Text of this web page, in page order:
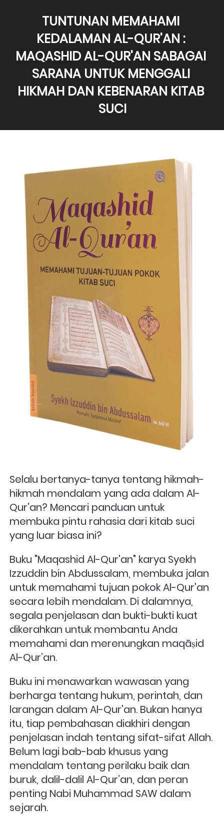
TUNTUNAN MEMAHAMI
KEDALAMAN AL-QUR'AN :
MAQASHID AL-QUR'AN SABAGAI
SARANA UNTUK MENGGALI
HIKMAH DAN KEBENARAN KITAB
SUCI
Selalu bertanya-tanya tentang hikmah-
hikmah mendalam yang ada dalam Al-
Qur'an? Mencari panduan untuk
membuka pintu rahasia dari kitab suci
yang luar biasa ini?
Buku "Maqashid Al-Qur'an" karya Syekh
Izzuddin bin Abdussalam, membuka jalan
untuk memahami tujuan pokok Al-Qur'an
secara lebih mendalam. Di dalamnya,
segala penjelasan dan bukti-bukti kuat
dikerahkan untuk membantu Anda
memahami dan merenungkan maqāṣid
Al-Qur’an.
Buku ini menawarkan wawasan yang
berharga tentang hukum, perintah, dan
larangan dalam Al-Qur'an. Bukan hanya
itu, tiap pembahasan diakhiri dengan
penjelasan indah tentang sifat-sifat Allah.
Belum lagi bab-bab khusus yang
mendalam tentang perilaku baik dan
buruk, dalil-dalil Al-Qur’an, dan peran
penting Nabi Muhammad SAW dalam
sejarah.